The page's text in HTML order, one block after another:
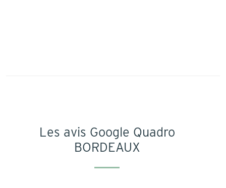
Les avis Google Quadro
BORDEAUX